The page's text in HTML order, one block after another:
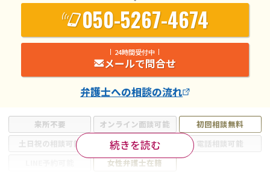
来所不要 オンライン面談可能
初回相談無料
土日祝の相談可能
19時以降電話可能
電話相談可能
女性弁護士在籍
続きを読む
050-5267-4674
24時間受付中
メールで問合せ
弁護士への相談の流れ